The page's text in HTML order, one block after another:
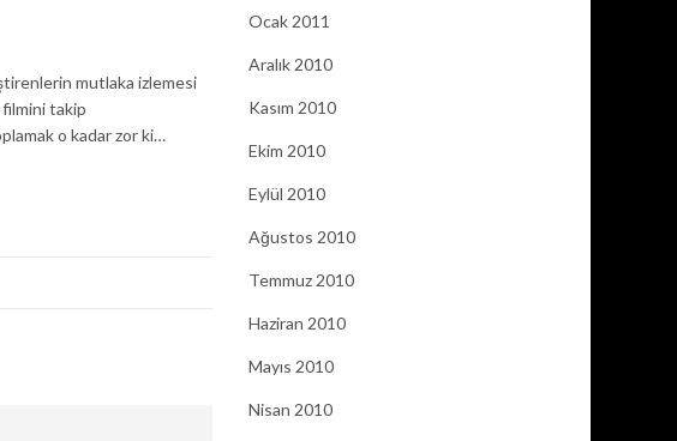
mutlaka izlemesi
filmini takip
o kadar zor ki…
Ocak 2011
Aralık 2010
Kasım 2010
Ekim 2010
Eylül 2010
Ağustos 2010
Temmuz 2010
Haziran 2010
Mayıs 2010
Nisan 2010